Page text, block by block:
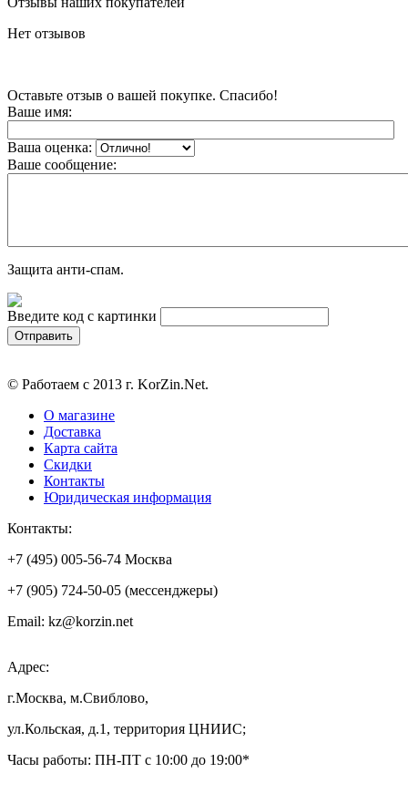
Нет отзывов
Оставьте отзыв о вашей покупке. Спасибо!
Ваше имя:
Ваша оценка:
Ваше сообщение:
Защита анти-спам.
Введите код с картинки
© Работаем с 2013 г. KorZin.Net.
О магазине
Доставка
Карта сайта
Скидки
Контакты
Юридическая информация
Контакты:
+7 (495) 005-56-74 Москва
+7 (905) 724-50-05 (мессенджеры)
Email: kz@korzin.net
Адрес:
г.Москва, м.Свиблово,
ул.Кольская, д.1, территория ЦНИИС;
Часы работы: ПН-ПТ с 10:00 до 19:00*